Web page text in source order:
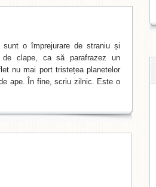
o împrejurare de straniu și
clape, ca să parafrazez un
nu mai port tristețea planetelor
ape. În fine, scriu zilnic. Este o